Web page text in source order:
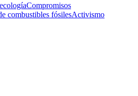
Compromisos
combustibles fósilesActivismo